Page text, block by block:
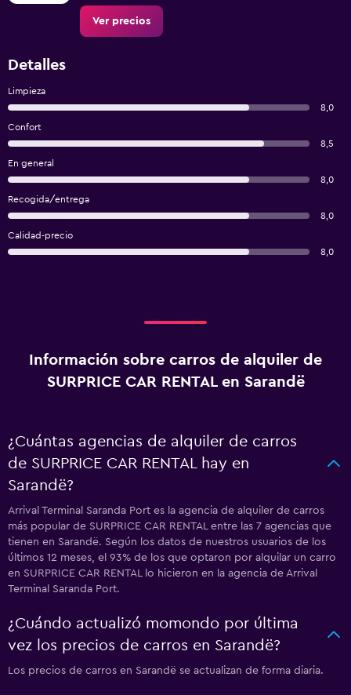
Ver precios
Detalles
Limpieza
8,0
Confort
8,5
En general
8,0
Recogida/entrega
8,0
Calidad-precio
8,0
Información sobre carros de alquiler de
SURPRICE CAR RENTAL en Sarandë
¿Cuántas agencias de alquiler de carros
de SURPRICE CAR RENTAL hay en
Sarandë?
Arrival Terminal Saranda Port es la agencia de alquiler de carros
más popular de SURPRICE CAR RENTAL entre las 7 agencias que
tienen en Sarandë. Según los datos de nuestros usuarios de los
últimos 12 meses, el 93% de los que optaron por alquilar un carro
en SURPRICE CAR RENTAL lo hicieron en la agencia de Arrival
Terminal Saranda Port.
¿Cuándo actualizó momondo por última
vez los precios de carros en Sarandë?
Los precios de carros en Sarandë se actualizan de forma diaria.